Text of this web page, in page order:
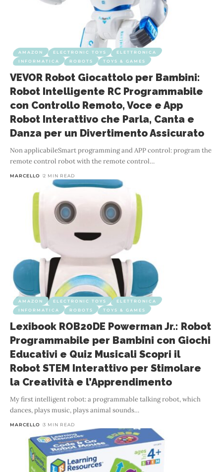
AMAZON ELECTRONIC TOYS
ELETTRONICA
INFORMATICA
ROBOTS TOYS & GAMES
VEVOR Robot Giocattolo per Bambini:
Robot Intelligente RC Programmabile
con Controllo Remoto, Voce e App
Robot Interattivo che Parla, Canta e
Danza per un Divertimento Assicurato
Non applicabileSmart programming and APP control: program the
remote control robot with the remote control…
MARCELLO 2 MIN READ
AMAZON ELECTRONIC TOYS
ELETTRONICA
INFORMATICA
ROBOTS TOYS & GAMES
Lexibook ROB20DE Powerman Jr.: Robot
Programmabile per Bambini con Giochi
Educativi e Quiz Musicali Scopri il
Robot STEM Interattivo per Stimolare
la Creatività e l’Apprendimento
My first intelligent robot: a programmable talking robot, which
dances, plays music, plays animal sounds…
MARCELLO 3 MIN READ